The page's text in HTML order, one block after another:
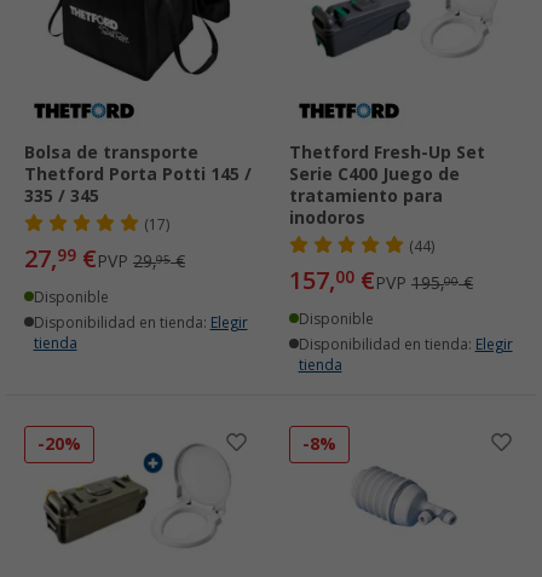
Bolsa de transporte
Thetford Porta Potti 145 /
335 / 345
(17)
27,99 €PVP 29,95€
Disponible
Disponibilidad en tienda: Elegir
tienda
Thetford Fresh-Up Set
Serie C400 Juego de
tratamiento para
inodoros
(44)
157,00 €PVP 195,00€
Disponible
Disponibilidad en tienda: Elegir
tienda
-20% -8%